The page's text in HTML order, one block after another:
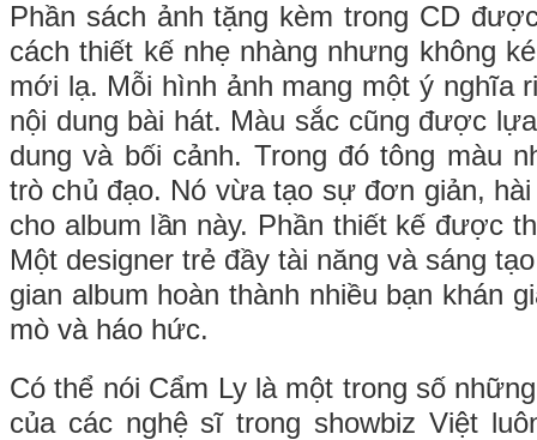
Phần sách ảnh tặng kèm trong CD
cách thiết kế nhẹ nhàng nhưng không
mới lạ. Mỗi hình ảnh mang một ý nghĩa
nội dung bài hát. Màu sắc cũng được
dung và bối cảnh. Trong đó tông màu
trò chủ đạo. Nó vừa tạo sự đơn giản,
cho album lần này. Phần thiết kế được
Một designer trẻ đầy tài năng và sáng
gian album hoàn thành nhiều bạn khán
mò và háo hức.
Có thể nói Cẩm Ly là một trong số
của các nghệ sĩ trong showbiz Việt